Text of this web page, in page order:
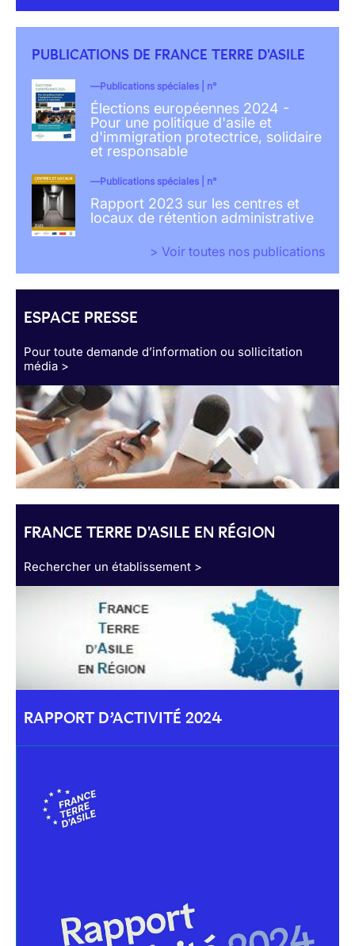
PUBLICATIONS DE FRANCE TERRE D'ASILE
Publications spéciales | n°
Élections européennes 2024 -
Pour une politique d'asile et
d'immigration protectrice, solidaire
et responsable
Publications spéciales | n°
Rapport 2023 sur les centres et
locaux de rétention administrative
> Voir toutes nos publications
ESPACE PRESSE
Pour toute demande d’information ou sollicitation
média >
FRANCE TERRE D'ASILE EN RÉGION
Rechercher un établissement >
RAPPORT D’ACTIVITÉ 2024